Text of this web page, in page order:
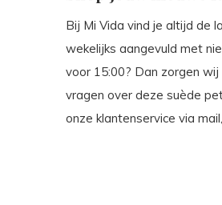
Bij Mi Vida vind je altijd de
wekelijks aangevuld met
voor 15:00? Dan zorgen
vragen over deze suède
onze klantenservice via